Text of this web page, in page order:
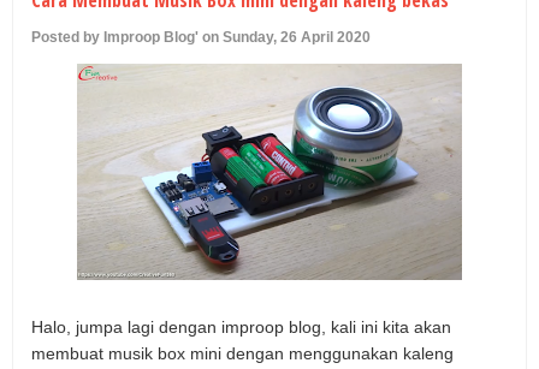
Posted by Improop Blog' on Sunday, 26 April 2020
Halo, jumpa lagi dengan improop blog, kali ini kita akan
membuat musik box mini dengan menggunakan kaleng